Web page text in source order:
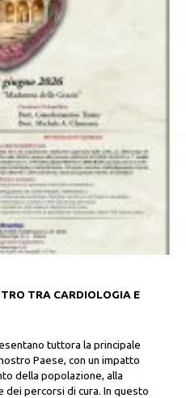
TRA CARDIOLOGIA E
tuttora la principale
Paese, con un impatto
della popolazione, alla
dei percorsi di cura. In questo